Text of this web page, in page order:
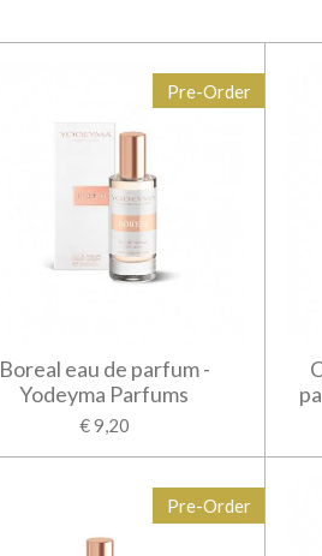
Pre-Order
Boreal eau de parfum -
Yodeyma Parfums
€ 9,20
Pre-Order